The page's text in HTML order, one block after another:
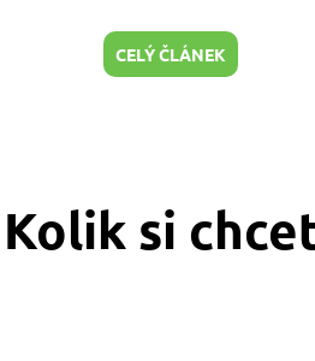
CELÝ ČLÁNEK
Kolik si